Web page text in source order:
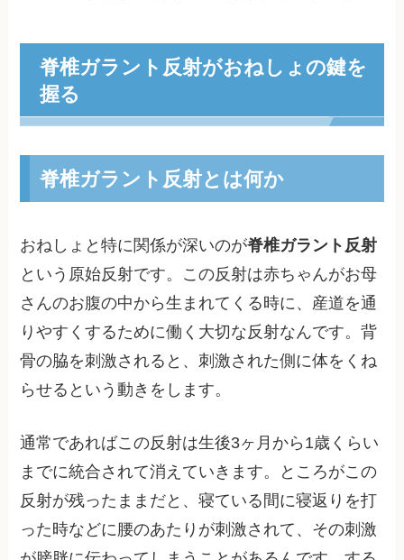
脊椎ガラント反射がおねしょの鍵を
握る
脊椎ガラント反射とは何か
おねしょと特に関係が深いのが脊椎ガラント反射
という原始反射です。この反射は赤ちゃんがお母
さんのお腹の中から生まれてくる時に、産道を通
りやすくするために働く大切な反射なんです。背
骨の脇を刺激されると、刺激された側に体をくね
らせるという動きをします。
通常であればこの反射は生後3ヶ月から1歳くらい
までに統合されて消えていきます。ところがこの
反射が残ったままだと、寝ている間に寝返りを打
った時などに腰のあたりが刺激されて、その刺激